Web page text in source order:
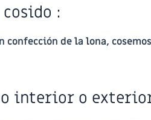
:
confección de la lona,
interior o